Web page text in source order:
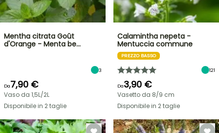
Mentha citrata Goût
d'Orange - Menta be…
3
Da7,90 €
Vaso da 1,5L/2L
Disponibile in 2 taglie
Calamintha nepeta -
Mentuccia commune
PREZZO BASSO
121
Da3,90 €
Vasetto da 8/9 cm
Disponibile in 2 taglie